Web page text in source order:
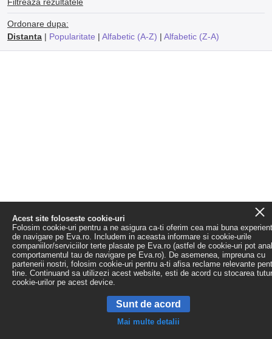
Ordonare dupa:
Distanta| Popularitate | Alfabetic (A-Z) | Alfabetic (Z-A)
Acest site foloseste cookie-uri
Folosim cookie-uri pentru a ne asigura ca-ti oferim cea mai buna
de navigare pe Eva.ro. Includem in aceasta informare si cookie-urile
companiilor/serviciilor terte plasate pe Eva.ro (astfel de cookie-uri pot
comportamentul tau de navigare pe Eva.ro). De asemenea, impreuna cu
partenerii nostri, folosim cookie-uri pentru a-ti afisa reclame relevante
tine. Continuand sa utilizezi acest website, esti de acord cu stocarea
cookie-urilor pe acest device.
Sunt de acord
Mai multe detalii